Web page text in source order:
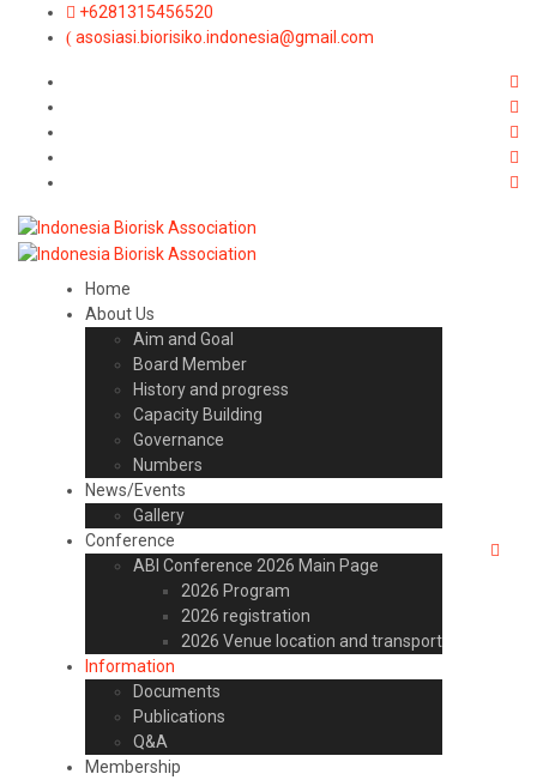
+6281315456520
asosiasi.biorisiko.indonesia@gmail.com
Home
About Us
Aim and Goal
Board Member
History and progress
Capacity Building
Governance
Numbers
News/Events
Gallery
Conference
ABI Conference 2026 Main Page
2026 Program
2026 registration
2026 Venue location and transport
Information
Documents
Publications
Q&A
Membership